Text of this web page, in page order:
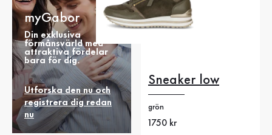
myGabor
Din exklusiva
förmånsvärld med
attraktiva fördelar
bara för dig.
Utforska den nu och
registrera dig redan
nu
Sneaker low
grön
Nytt pris
1750 kr